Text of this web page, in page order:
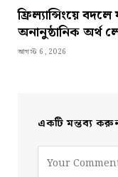
ফ্রিল্যান্সিংয়ে
অনানুষ্ঠানিক অর্থ
আগস্ট 6, 2026
একটি মন্তব্য